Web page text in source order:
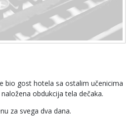
bio gost hotela sa ostalim učenicima
obdukcija tela dečaka.
za svega dva dana.